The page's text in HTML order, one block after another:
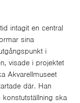
intagit en central
sina
i
visade i projektet
Akvarellmuseet
där. Han
ska